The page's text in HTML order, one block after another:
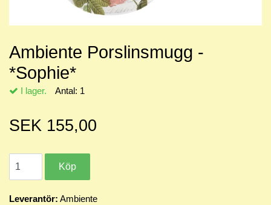
Ambiente Porslinsmugg -
*Sophie*
I lager. Antal: 1
SEK 155,00
Leverantör: Ambiente